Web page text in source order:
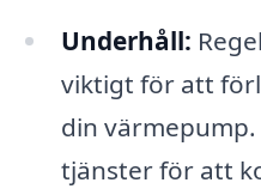
Underhåll:
viktigt för att
din
tjänster för att